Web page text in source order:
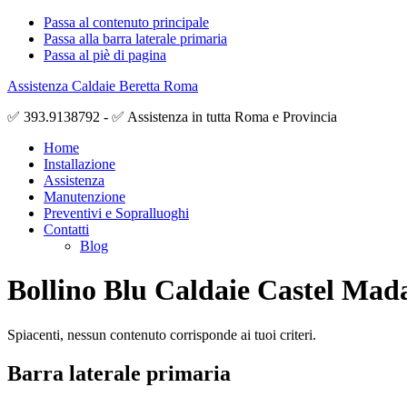
Passa al contenuto principale
Passa alla barra laterale primaria
Passa al piè di pagina
Assistenza Caldaie Beretta Roma
✅ 393.9138792 - ✅ Assistenza in tutta Roma e Provincia
Home
Installazione
Assistenza
Manutenzione
Preventivi e Sopralluoghi
Contatti
Blog
Bollino Blu Caldaie Castel
Spiacenti, nessun contenuto corrisponde ai tuoi criteri.
Barra laterale primaria